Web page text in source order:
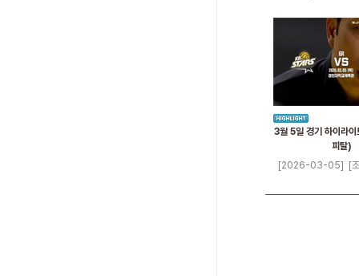
3월 5일 경기 하이라
피탈)
[2026-03-05]
[